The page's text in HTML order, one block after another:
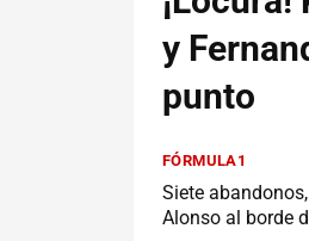
y
punto
FÓRMULA1
Siete
Alonso al borde